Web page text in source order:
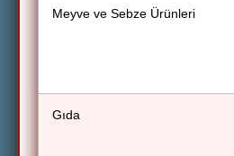
Meyve ve Sebze Ürünleri
Gıda